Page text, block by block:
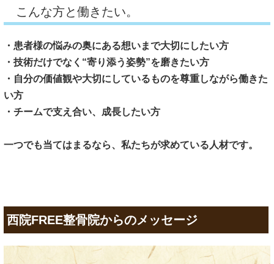
こんな方と働きたい。
・患者様の悩みの奥にある想いまで大切にしたい方
・技術だけでなく“寄り添う姿勢”を磨きたい方
・自分の価値観や大切にしているものを尊重しながら働きた
い方
・チームで支え合い、成長したい方
一つでも当てはまるなら、私たちが求めている人材です。
西院FREE整骨院からのメッセージ